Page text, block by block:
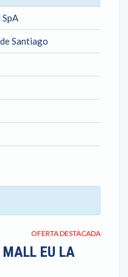
Santiago
OFERTA DESTACADA
EU LA